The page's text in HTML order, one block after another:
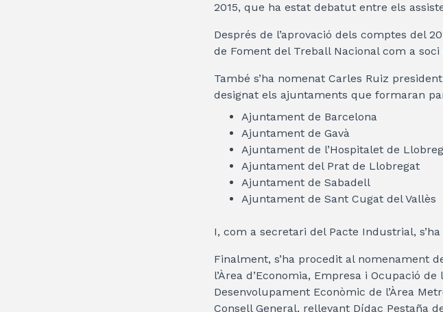
2015, que ha estat debatut entre els
Després de l’aprovació dels comptes del
de Foment del Treball Nacional com a soci
També s’ha nomenat Carles Ruiz
designat els ajuntaments que formaran
Ajuntament de Barcelona
Ajuntament de Gavà
Ajuntament de l’Hospitalet de
Ajuntament del Prat de Llobregat
Ajuntament de Sabadell
Ajuntament de Sant Cugat del Vallès
I, com a secretari del Pacte Industrial,
Finalment, s’ha procedit al nomenament
l’Àrea d’Economia, Empresa i Ocupació
Desenvolupament Econòmic de l’Àrea
Consell General, rellevant Dídac Pestaña